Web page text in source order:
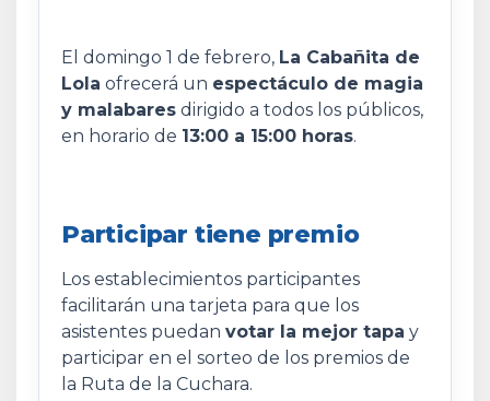
El domingo 1 de febrero, La Cabañita de
Lola ofrecerá un espectáculo de magia
y malabares dirigido a todos los públicos,
en horario de 13:00 a 15:00 horas.
Participar tiene premio
Los establecimientos participantes
facilitarán una tarjeta para que los
asistentes puedan votar la mejor tapa y
participar en el sorteo de los premios de
la Ruta de la Cuchara.